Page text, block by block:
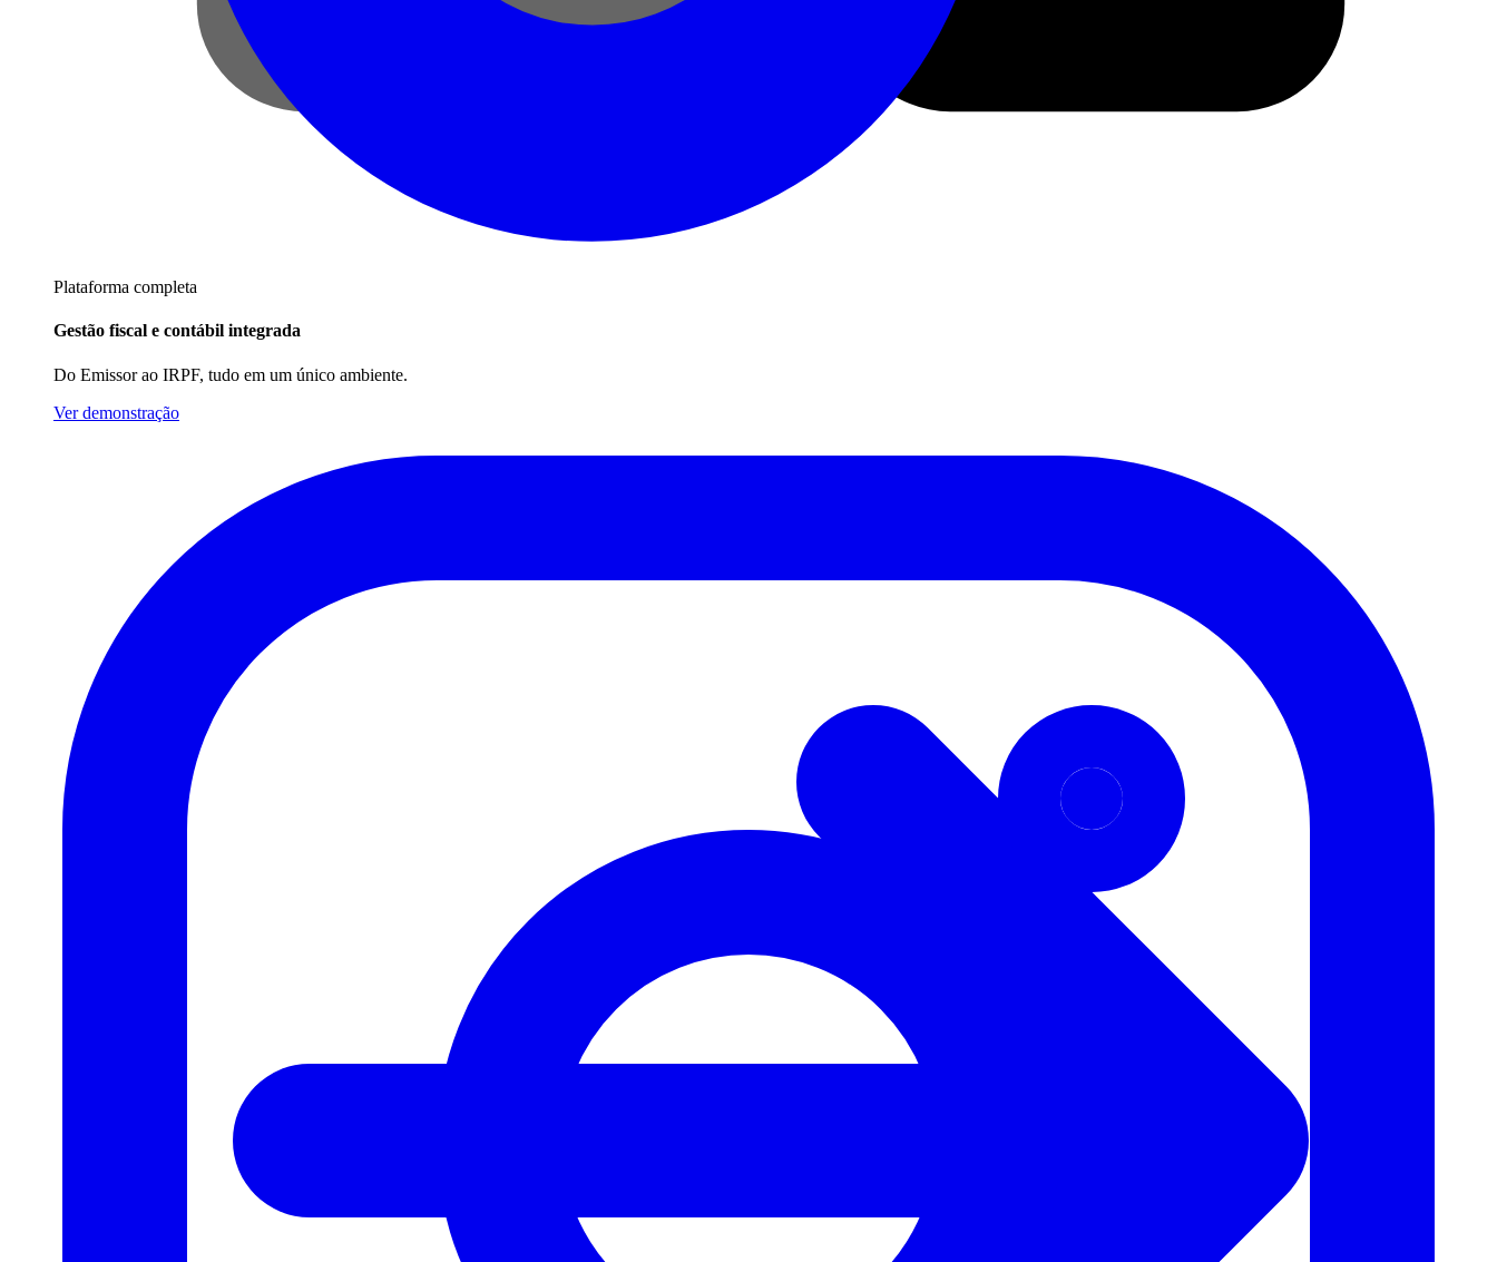
Plataforma completa
Gestão fiscal e contábil integrada
Do Emissor ao IRPF, tudo em um único ambiente.
Ver demonstração